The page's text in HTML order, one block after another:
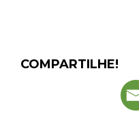
COMPARTILHE!